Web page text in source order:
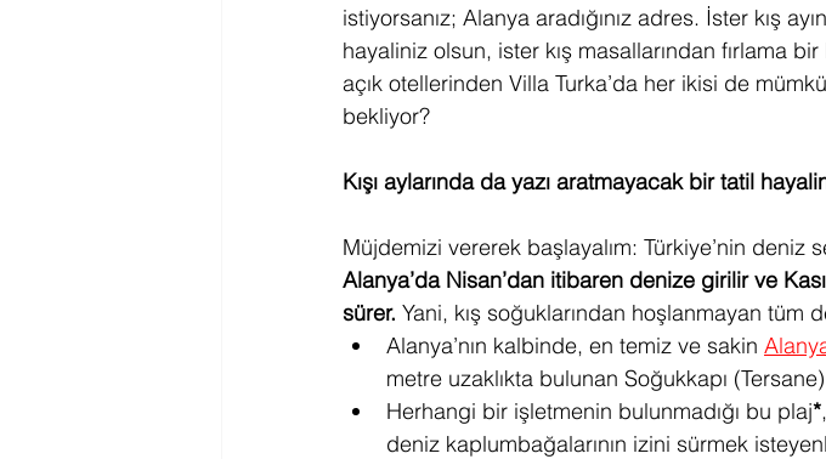
istiyorsanız; Alanya aradığınız adres. İster kış
hayaliniz olsun, ister kış masallarından fırlama
açık otellerinden Villa Turka’da her ikisi de
bekliyor?
Kışı aylarında da yazı aratmayacak bir tatil
Müjdemizi vererek başlayalım: Türkiye’nin deniz
Alanya’da Nisan’dan itibaren denize girilir ve
sürer. Yani, kış soğuklarından hoşlanmayan tüm
Alanya’nın kalbinde, en temiz ve sakin
metre uzaklıkta bulunan Soğukkapı (Tersane)
Herhangi bir işletmenin bulunmadığı bu plaj*,
deniz kaplumbağalarının izini sürmek